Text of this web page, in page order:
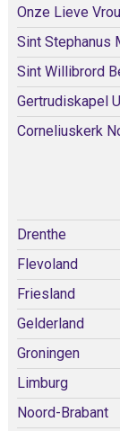
Onze Lieve
Sint Stephanus
Sint Willibrord
Gertrudiskapel
Corneliuskerk
Drenthe
Flevoland
Friesland
Gelderland
Groningen
Limburg
Noord-Brabant